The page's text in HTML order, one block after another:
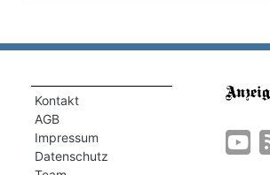
Kontakt
AGB
Impressum
Datenschutz